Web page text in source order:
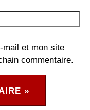
mail et mon site
commentaire.